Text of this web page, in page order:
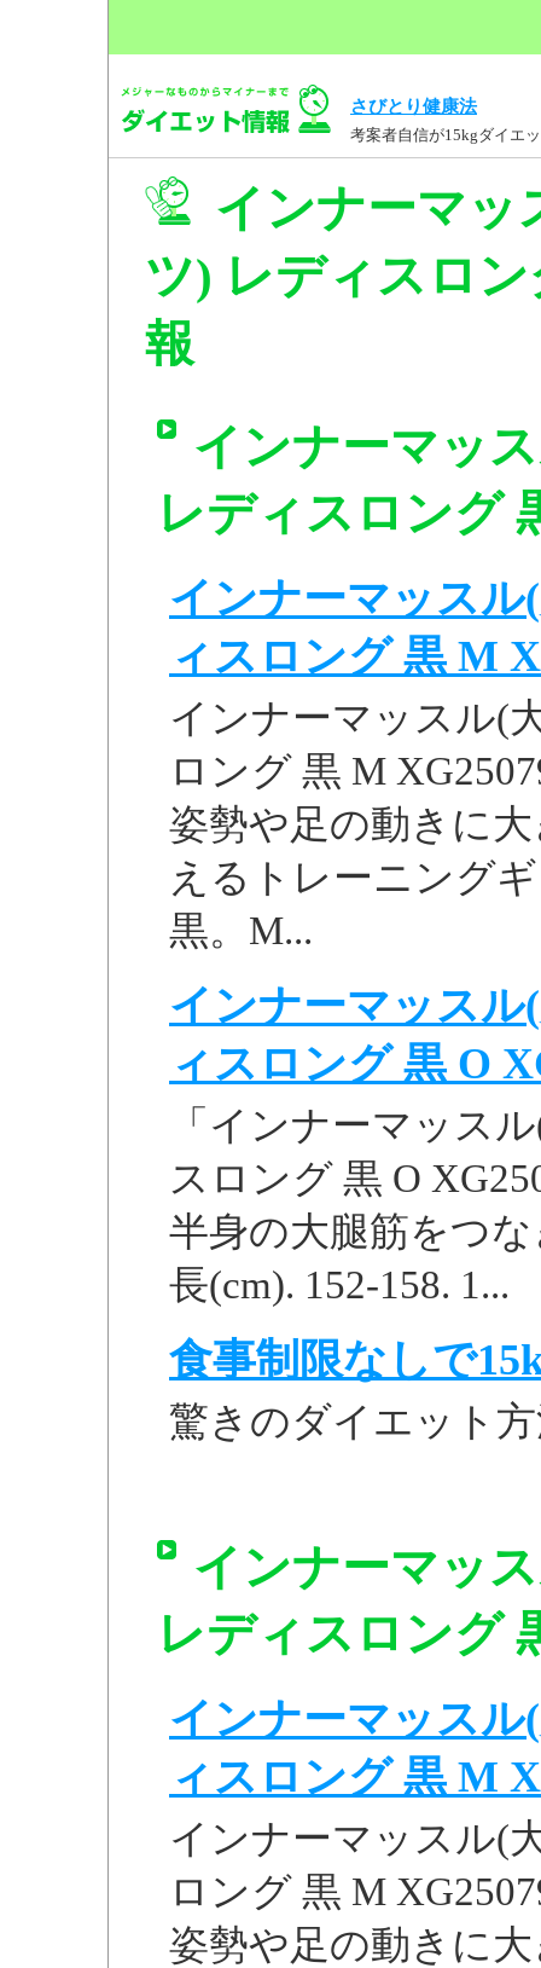
さびとり健康法
考案者自信が15kgダイエ
インナーマッ
ツ) レディスロ
報
インナーマッ
レディスロング
インナーマッス
ィスロング 黒 M
インナーマッスル(
ロング 黒 M
姿勢や足の動きに
えるトレーニング
黒。M...
インナーマッス
ィスロング 黒 O
「インナーマッス
スロング 黒 O
半身の大腿筋をつ
長(cm). 152-158. 1...
食事制限なしで
驚きのダイエット
インナーマッ
レディスロング
インナーマッス
ィスロング 黒 M
インナーマッスル(
ロング 黒 M
姿勢や足の動きに